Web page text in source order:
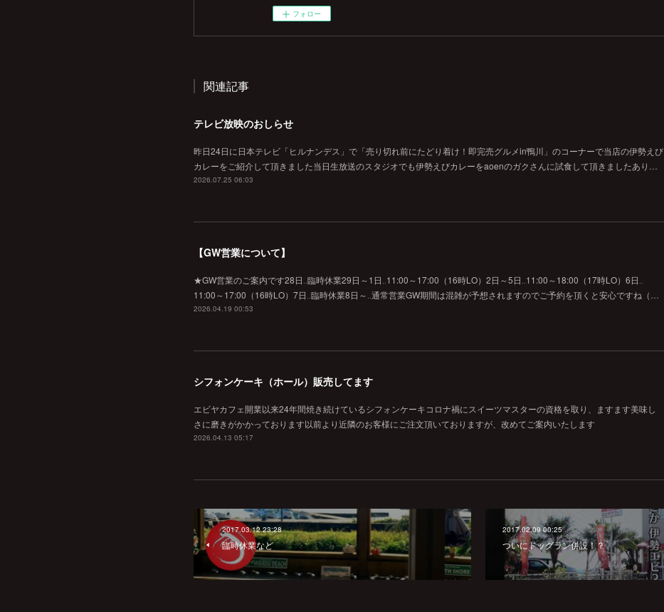
フォロー
関連記事
テレビ放映のおしらせ
昨日24日に日本テレビ「ヒルナンデス」で「売り切れ前にたどり着け！即完売グルメin鴨川」のコーナーで当店の伊勢えび
カレーをご紹介して頂きました当日生放送のスタジオでも伊勢えびカレーをaoenのガクさんに試食して頂きましたあり…
2026.07.25 06:03
【GW営業について】
★GW営業のご案内です28日‥臨時休業29日～1日‥11:00～17:00（16時LO）2日～5日‥11:00～18:00（17時LO）6日‥
11:00～17:00（16時LO）7日‥臨時休業8日～‥通常営業GW期間は混雑が予想されますのでご予約を頂くと安心ですね（…
2026.04.19 00:53
シフォンケーキ（ホール）販売してます
エビヤカフェ開業以来24年間焼き続けているシフォンケーキコロナ禍にスイーツマスターの資格を取り、ますます美味し
さに磨きがかかっております以前より近隣のお客様にご注文頂いておりますが、改めてご案内いたします
2026.04.13 05:17
2017.03.12 23:28
臨時休業など
2017.02.09 00:25
ついにドッグラン併設！？